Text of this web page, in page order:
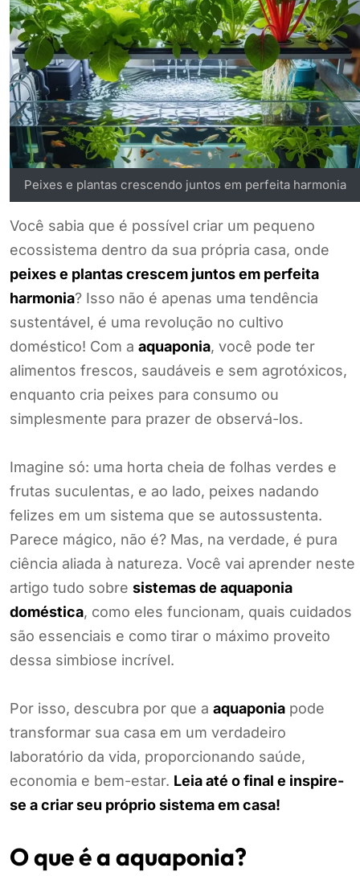
Peixes e plantas crescendo juntos em perfeita harmonia
Você sabia que é possível criar um pequeno
ecossistema dentro da sua própria casa, onde
peixes e plantas crescem juntos em perfeita
harmonia? Isso não é apenas uma tendência
sustentável, é uma revolução no cultivo
doméstico! Com a aquaponia, você pode ter
alimentos frescos, saudáveis e sem agrotóxicos,
enquanto cria peixes para consumo ou
simplesmente para prazer de observá-los.
Imagine só: uma horta cheia de folhas verdes e
frutas suculentas, e ao lado, peixes nadando
felizes em um sistema que se autossustenta.
Parece mágico, não é? Mas, na verdade, é pura
ciência aliada à natureza. Você vai aprender neste
artigo tudo sobre sistemas de aquaponia
doméstica, como eles funcionam, quais cuidados
são essenciais e como tirar o máximo proveito
dessa simbiose incrível.
Por isso, descubra por que a aquaponia pode
transformar sua casa em um verdadeiro
laboratório da vida, proporcionando saúde,
economia e bem-estar. Leia até o final e inspire-
se a criar seu próprio sistema em casa!
O que é a aquaponia?